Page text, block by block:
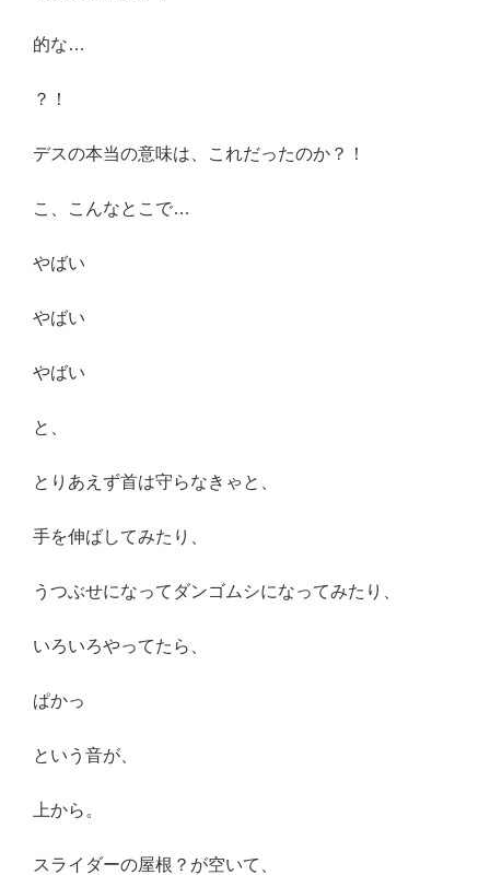
的な…
？！
デスの本当の意味は、これだったのか？！
こ、こんなとこで…
やばい
やばい
やばい
と、
とりあえず首は守らなきゃと、
手を伸ばしてみたり、
うつぶせになってダンゴムシになってみたり、
いろいろやってたら、
ぱかっ
という音が、
上から。
スライダーの屋根？が空いて、